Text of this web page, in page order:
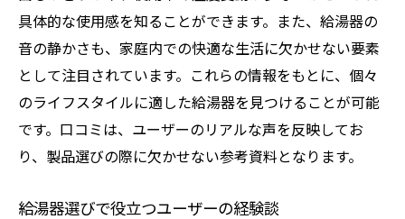
具体的な使用感を知ることができます。また、給湯器の
音の静かさも、家庭内での快適な生活に欠かせない要素
として注目されています。これらの情報をもとに、個々
のライフスタイルに適した給湯器を見つけることが可能
です。口コミは、ユーザーのリアルな声を反映してお
り、製品選びの際に欠かせない参考資料となります。
給湯器選びで役立つユーザーの経験談